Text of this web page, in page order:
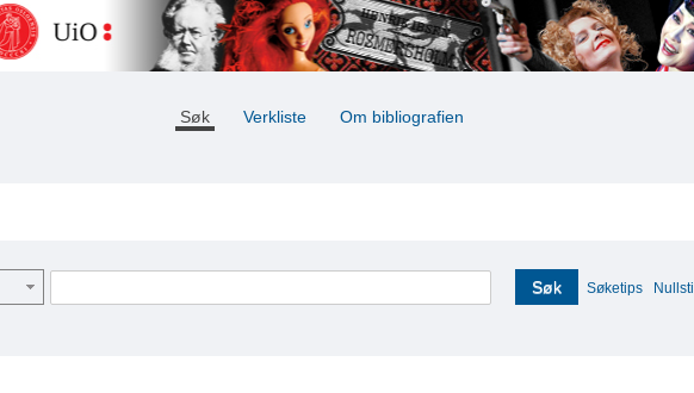
Søk Verkliste Om bibliografien
Søk Søketips Nullstill